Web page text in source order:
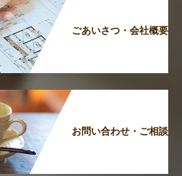
ごあいさつ・会社概要
お問い合わせ・ご相談